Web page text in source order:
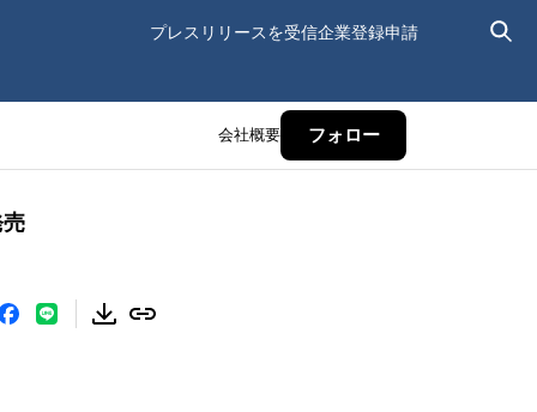
プレスリリースを受信企業登録申請
会社概要 フォロー